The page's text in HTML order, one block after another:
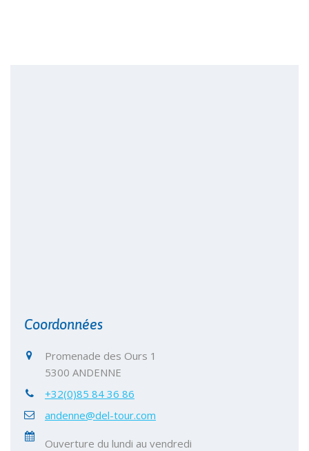
Coordonnées
Promenade des Ours 1
5300 ANDENNE
+32(0)85 84 36 86
andenne@del-tour.com
Ouverture du lundi au vendredi